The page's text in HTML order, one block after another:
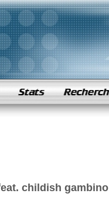
childish gambino